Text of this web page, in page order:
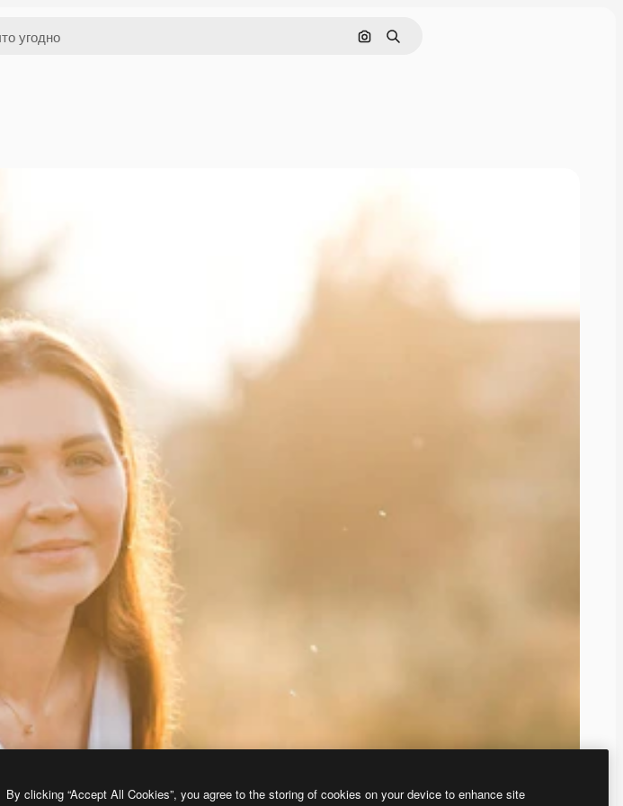
Поиск по изображению
Поиск
By clicking “Accept All Cookies”, you agree to the storing of cookies on your device to enhance site